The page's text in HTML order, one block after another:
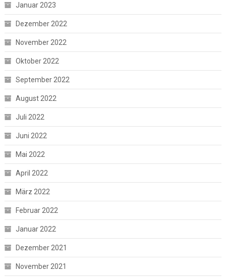
Januar 2023
Dezember 2022
November 2022
Oktober 2022
September 2022
August 2022
Juli 2022
Juni 2022
Mai 2022
April 2022
März 2022
Februar 2022
Januar 2022
Dezember 2021
November 2021